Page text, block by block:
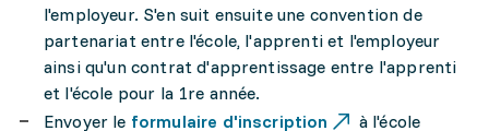
l'employeur. S'en suit ensuite une convention de
partenariat entre l'école, l'apprenti et l'employeur
ainsi qu'un contrat d'apprentissage entre l'apprenti
et l'école pour la 1re année.
Envoyer le formulaire d'inscription à l'école